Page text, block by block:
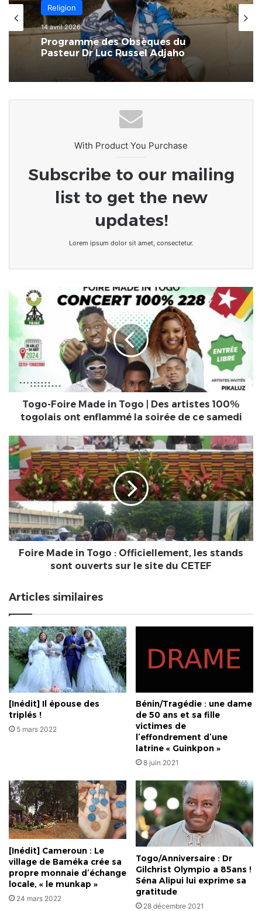
Religion
14 avril 2026
Programme des Obsèques du
Pasteur Dr Luc Russel Adjaho
With Product You Purchase
Subscribe to our mailing
list to get the new
updates!
Lorem ipsum dolor sit amet, consectetur.
Togo-
Made
Togo
Des
100%
togolais
soirée
de
ce
samedi
Togo-Foire Made in Togo | Des artistes 100%
togolais ont enflammé la soirée de ce samedi
Foire
Made
in
Togo
Officiellement,
les
stands
sont
ouverts
du
CETEF
Foire Made in Togo : Officiellement, les stands
sont ouverts sur le site du CETEF
Articles similaires
[Inédit] Il épouse des
triplés !
5 mars 2022
Bénin/Tragédie : une dame
de 50 ans et sa fille
victimes de
l’effondrement d’une
latrine « Guinkpon »
8 juin 2021
[Inédit] Cameroun : Le
village de Baméka crée sa
propre monnaie d’échange
locale, « le munkap »
24 mars 2022
Togo/Anniversaire : Dr
Gilchrist Olympio a 85ans !
Séna Alipui lui exprime sa
gratitude
28 décembre 2021